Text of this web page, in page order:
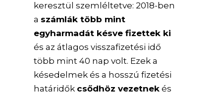
keresztül szemléltetve: 2018-ben
a számlák több mint
egyharmadát késve fizettek ki
és az átlagos visszafizetési idő
több mint 40 nap volt. Ezek a
késedelmek és a hosszú fizetési
határidők csődhöz vezetnek és